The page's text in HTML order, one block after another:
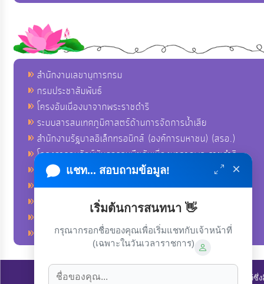
สำนักงานเลขานุการกรม
กรมประชาสัมพันธ์
โครงอันเนื่องมาจากพระราชดำริ
ระบบสารสนเทศภูมิศาสตร์ด้านการจัดการน้ำเสีย
สำนักงานรัฐบาลอิเล็กทรอนิกส์ (องค์การมหาชน) (สรอ.)
โครงการอนุรักษ์พันธุกรรมพืชอันเนื่องมาจากพระราชดำริ
คลังข่าวมหาไทย
คู่มือตาม พ.ร.บ.อำนวยความสดวกฯ
ฐานข้อมูลหน่วยงานภาครัฐ (INFO)
ศูนย์อำนวยการบริหารจังหวัดชายแดนภาคใต้ ศอ.บต.
ลิขสิทธิ์ © 2022-2023 องค์การบริหารส่วนตำบลนาโพธิ์. ขอสงวนไว้
แชท... สอบถามข้อมูล! ×
เริ่มต้นการสนทนา 👋
กรุณากรอกชื่อของคุณเพื่อเริ่มแชทกับเจ้าหน้าที่
(เฉพาะในวันเวลาราชการ)